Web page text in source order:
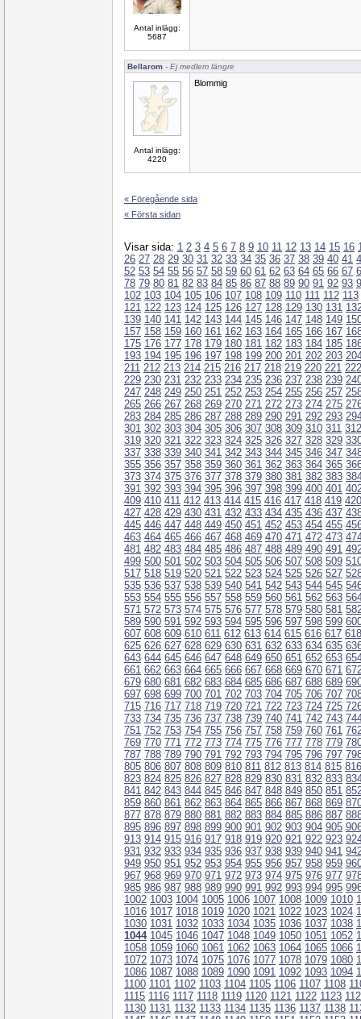
Antal inlägg:
5687
Bellarom - Ej medlem längre
Antal inlägg:
4220
Blommig
« Föregående sida
« Första sidan
Visar sida: 1 2 3 4 5 6 7 8 9 10 11 12 13 14 15 16
26 27 28 29 30 31 32 33 34 35 36 37 38 39 40 41
52 53 54 55 56 57 58 59 60 61 62 63 64 65 66 67
78 79 80 81 82 83 84 85 86 87 88 89 90 91 92 93
102 103 104 105 106 107 108 109 110 111 112 113
121 122 123 124 125 126 127 128 129 130 131
139 140 141 142 143 144 145 146 147 148 149
157 158 159 160 161 162 163 164 165 166 167
175 176 177 178 179 180 181 182 183 184 185
193 194 195 196 197 198 199 200 201 202 203
211 212 213 214 215 216 217 218 219 220 221 222
229 230 231 232 233 234 235 236 237 238 239
247 248 249 250 251 252 253 254 255 256 257
265 266 267 268 269 270 271 272 273 274 275
283 284 285 286 287 288 289 290 291 292 293
301 302 303 304 305 306 307 308 309 310 311 312
319 320 321 322 323 324 325 326 327 328 329
337 338 339 340 341 342 343 344 345 346 347
355 356 357 358 359 360 361 362 363 364 365
373 374 375 376 377 378 379 380 381 382 383
391 392 393 394 395 396 397 398 399 400 401
409 410 411 412 413 414 415 416 417 418 419 420
427 428 429 430 431 432 433 434 435 436 437
445 446 447 448 449 450 451 452 453 454 455
463 464 465 466 467 468 469 470 471 472 473
481 482 483 484 485 486 487 488 489 490 491
499 500 501 502 503 504 505 506 507 508 509
517 518 519 520 521 522 523 524 525 526 527
535 536 537 538 539 540 541 542 543 544 545
553 554 555 556 557 558 559 560 561 562 563
571 572 573 574 575 576 577 578 579 580 581
589 590 591 592 593 594 595 596 597 598 599
607 608 609 610 611 612 613 614 615 616 617 618
625 626 627 628 629 630 631 632 633 634 635
643 644 645 646 647 648 649 650 651 652 653
661 662 663 664 665 666 667 668 669 670 671
679 680 681 682 683 684 685 686 687 688 689
697 698 699 700 701 702 703 704 705 706 707
715 716 717 718 719 720 721 722 723 724 725
733 734 735 736 737 738 739 740 741 742 743
751 752 753 754 755 756 757 758 759 760 761
769 770 771 772 773 774 775 776 777 778 779
787 788 789 790 791 792 793 794 795 796 797
805 806 807 808 809 810 811 812 813 814 815 816
823 824 825 826 827 828 829 830 831 832 833
841 842 843 844 845 846 847 848 849 850 851
859 860 861 862 863 864 865 866 867 868 869
877 878 879 880 881 882 883 884 885 886 887
895 896 897 898 899 900 901 902 903 904 905
913 914 915 916 917 918 919 920 921 922 923
931 932 933 934 935 936 937 938 939 940 941
949 950 951 952 953 954 955 956 957 958 959
967 968 969 970 971 972 973 974 975 976 977
985 986 987 988 989 990 991 992 993 994 995
1002 1003 1004 1005 1006 1007 1008 1009 1010
1016 1017 1018 1019 1020 1021 1022 1023 1024
1030 1031 1032 1033 1034 1035 1036 1037 1038
1044 1045 1046 1047 1048 1049 1050 1051 1052
1058 1059 1060 1061 1062 1063 1064 1065 1066
1072 1073 1074 1075 1076 1077 1078 1079 1080
1086 1087 1088 1089 1090 1091 1092 1093 1094
1100 1101 1102 1103 1104 1105 1106 1107 1108
1115 1116 1117 1118 1119 1120 1121 1122 1123
1130 1131 1132 1133 1134 1135 1136 1137 1138